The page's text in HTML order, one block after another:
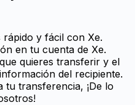
rápido y fácil con Xe.
en tu cuenta de Xe.
quieres transferir y el
del recipiente.
tu transferencia, ¡De lo